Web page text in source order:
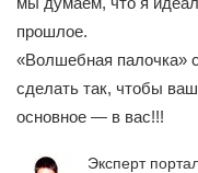
прошлое.
«Волшебная палочка»
сделать так, чтобы
основное — в вас!!!
Эксперт